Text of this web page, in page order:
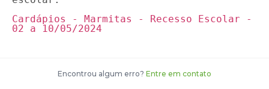
Cardápios - Marmitas - Recesso Escolar -
02 a 10/05/2024
Encontrou algum erro? Entre em contato